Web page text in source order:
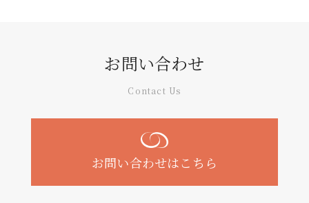
お問い合わせ
Contact Us
お問い合わせはこちら